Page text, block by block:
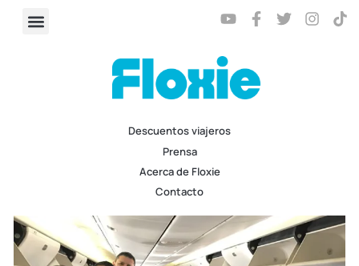
Descuentos viajeros
Prensa
Acerca de Floxie
Contacto